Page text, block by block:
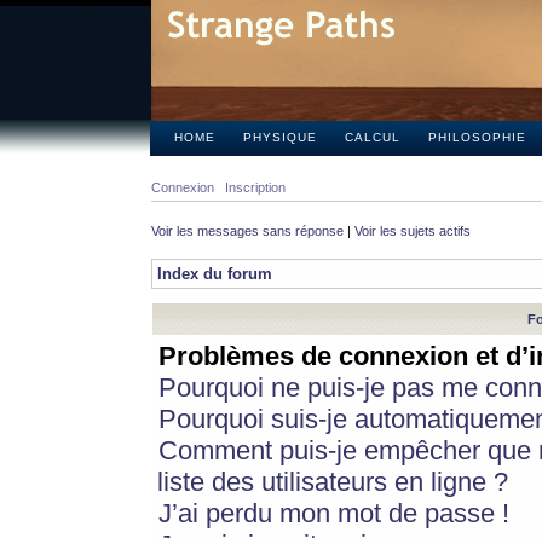
HOME PHYSIQUE CALCUL PHILOSOPHIE
Connexion Inscription
Voir les messages sans réponse | Voir les sujets actifs
Index du forum
Problèmes de connexion et
Pourquoi ne puis-je pas me
Pourquoi suis-je
Comment puis-je empêcher
liste des utilisateurs en ligne ?
J’ai perdu mon mot de passe !